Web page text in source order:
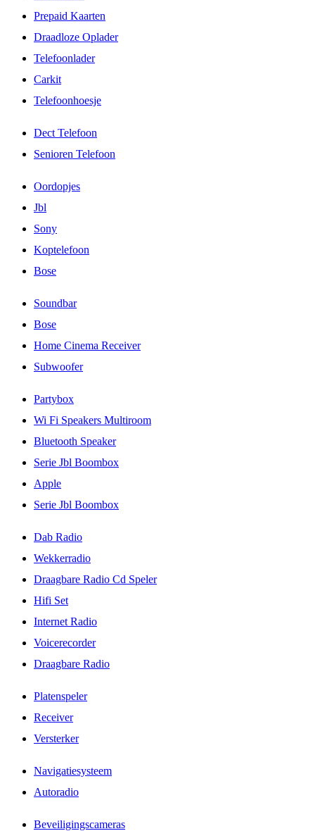
Prepaid Kaarten
Draadloze Oplader
Telefoonlader
Carkit
Telefoonhoesje
Dect Telefoon
Senioren Telefoon
Oordopjes
Jbl
Sony
Koptelefoon
Bose
Soundbar
Bose
Home Cinema Receiver
Subwoofer
Partybox
Wi Fi Speakers Multiroom
Bluetooth Speaker
Serie Jbl Boombox
Apple
Serie Jbl Boombox
Dab Radio
Wekkerradio
Draagbare Radio Cd Speler
Hifi Set
Internet Radio
Voicerecorder
Draagbare Radio
Platenspeler
Receiver
Versterker
Navigatiesysteem
Autoradio
Beveiligingscameras